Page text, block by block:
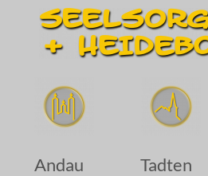
Andau Tadten